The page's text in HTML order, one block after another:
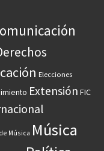
Elecciones
Extensión FIC
Música Música